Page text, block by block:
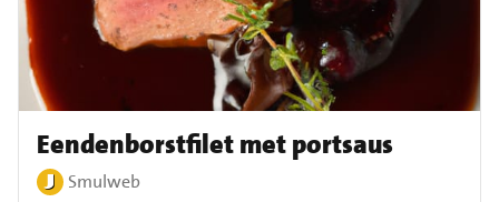
Eendenborstfilet met portsaus
Smulweb